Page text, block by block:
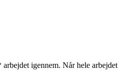
igennem. Når hele arbejdet